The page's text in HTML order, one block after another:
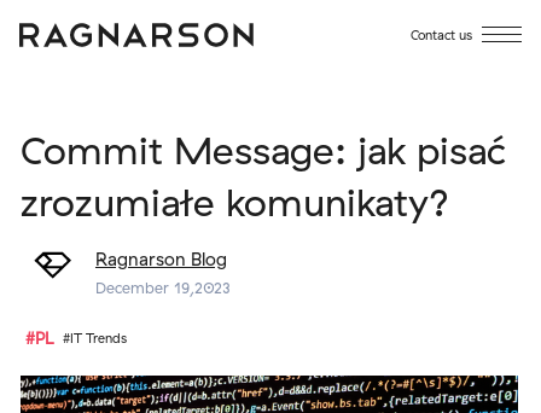
Contact us
Commit Message: jak pisać
zrozumiałe komunikaty?
Ragnarson Blog
December 19,2023
#PL #IT Trends